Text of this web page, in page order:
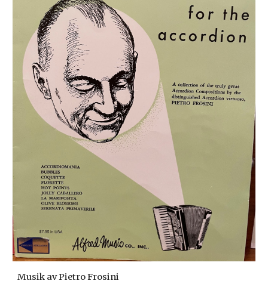
Musik av Pietro Frosini